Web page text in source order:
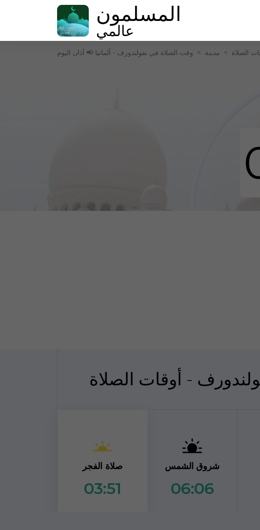
المسلمون
عالمي
الصلاة > مدينة > وقت الصلاة في بفولندورف - ألمانيا 📢 أذان اليوم
- أوقات الصلاة
صلاة الفجر
03:51
شروق الشمس
06:06